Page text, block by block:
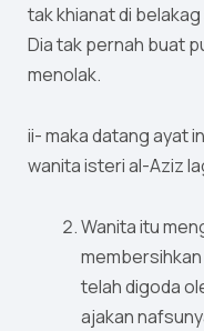
tak khianat di
Dia tak pernah buat
menolak.
ii- maka datang ayat
wanita isteri al-Aziz
Wanita itu
telah digoda
ajakan